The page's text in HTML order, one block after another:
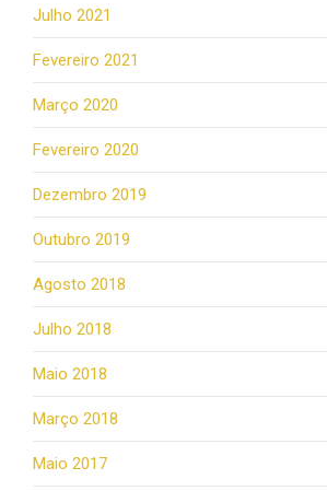
Julho 2021
Fevereiro 2021
Março 2020
Fevereiro 2020
Dezembro 2019
Outubro 2019
Agosto 2018
Julho 2018
Maio 2018
Março 2018
Maio 2017